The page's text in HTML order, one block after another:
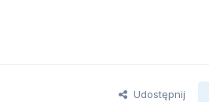
Udostępnij